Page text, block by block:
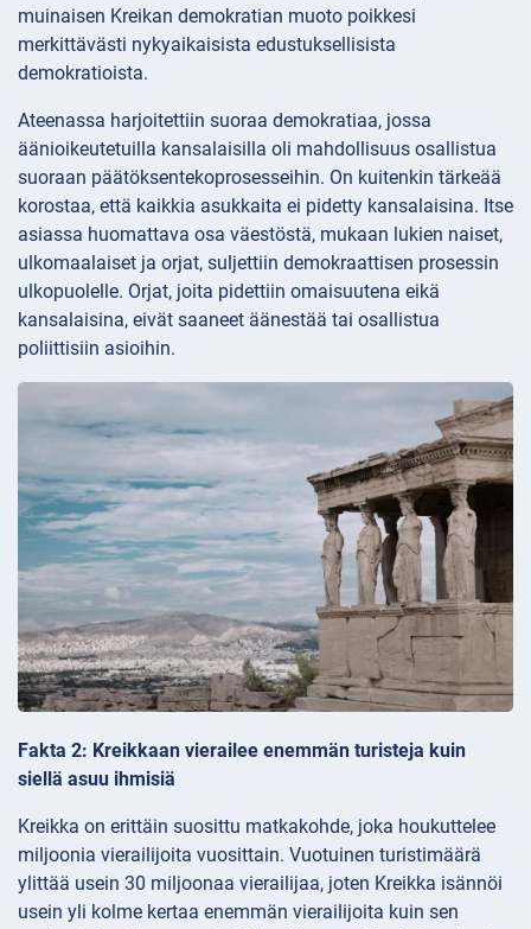
muinaisen Kreikan demokratian muoto poikkesi
merkittävästi nykyaikaisista edustuksellisista
demokratioista.
Ateenassa harjoitettiin suoraa demokratiaa, jossa
äänioikeutetuilla kansalaisilla oli mahdollisuus osallistua
suoraan päätöksentekoprosesseihin. On kuitenkin tärkeää
korostaa, että kaikkia asukkaita ei pidetty kansalaisina. Itse
asiassa huomattava osa väestöstä, mukaan lukien naiset,
ulkomaalaiset ja orjat, suljettiin demokraattisen prosessin
ulkopuolelle. Orjat, joita pidettiin omaisuutena eikä
kansalaisina, eivät saaneet äänestää tai osallistua
poliittisiin asioihin.
Fakta 2: Kreikkaan vierailee enemmän turisteja kuin
siellä asuu ihmisiä
Kreikka on erittäin suosittu matkakohde, joka houkuttelee
miljoonia vierailijoita vuosittain. Vuotuinen turistimäärä
ylittää usein 30 miljoonaa vierailijaa, joten Kreikka isännöi
usein yli kolme kertaa enemmän vierailijoita kuin sen